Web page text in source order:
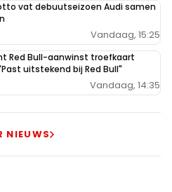
vat debuutseizoen Audi samen
Vandaag, 15:25
Red Bull-aanwinst troefkaart
uitstekend bij Red Bull"
Vandaag, 14:35
NIEUWS